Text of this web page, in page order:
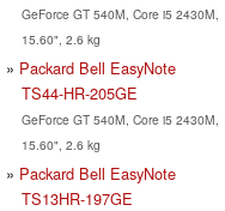
GeForce GT 540M, Core i5 2430M,
15.60", 2.6 kg
Packard Bell EasyNote
TS44-HR-205GE
GeForce GT 540M, Core i5 2430M,
15.60", 2.6 kg
Packard Bell EasyNote
TS13HR-197GE